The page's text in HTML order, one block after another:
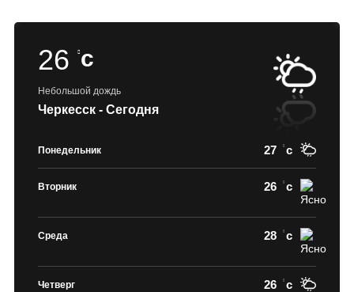
26 c
Небольшой дождь
Черкесск - Сегодня
Понедельник 27 c
Вторник 26 c
Среда 28 c
Четверг 26 c